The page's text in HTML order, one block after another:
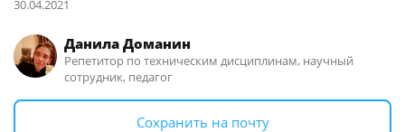
30.04.2021
Данила Доманин
Репетитор по техническим дисциплинам, научный
сотрудник, педагог
Сохранить на почту